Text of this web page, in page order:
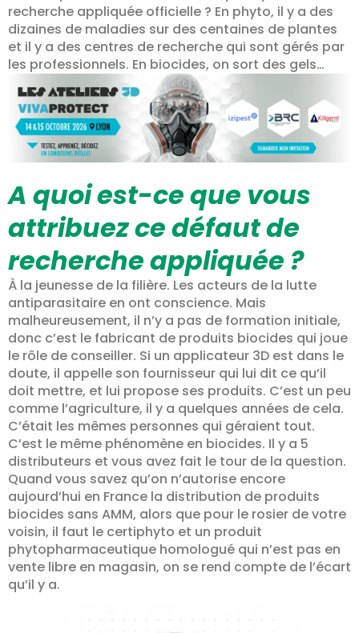
recherche appliquée officielle ? En phyto, il y a des
dizaines de maladies sur des centaines de plantes
et il y a des centres de recherche qui sont gérés par
les professionnels. En biocides, on sort des gels…
A quoi est-ce que vous
attribuez ce défaut de
recherche appliquée ?
À la jeunesse de la filière. Les acteurs de la lutte
antiparasitaire en ont conscience. Mais
malheureusement, il n’y a pas de formation initiale,
donc c’est le fabricant de produits biocides qui joue
le rôle de conseiller. Si un applicateur 3D est dans le
doute, il appelle son fournisseur qui lui dit ce qu’il
doit mettre, et lui propose ses produits. C’est un peu
comme l’agriculture, il y a quelques années de cela.
C’était les mêmes personnes qui géraient tout.
C’est le même phénomène en biocides. Il y a 5
distributeurs et vous avez fait le tour de la question.
Quand vous savez qu’on n’autorise encore
aujourd’hui en France la distribution de produits
biocides sans AMM, alors que pour le rosier de votre
voisin, il faut le certiphyto et un produit
phytopharmaceutique homologué qui n’est pas en
vente libre en magasin, on se rend compte de l’écart
qu’il y a.